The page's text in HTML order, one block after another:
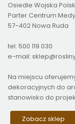
Osiedle Wojska
Parter Centrum
57-402 Nowa Ruda
tel: 500 119 030
e-mail:
Na miejscu
dekoracyjnych do
stanowisko do
Zobacz sklep